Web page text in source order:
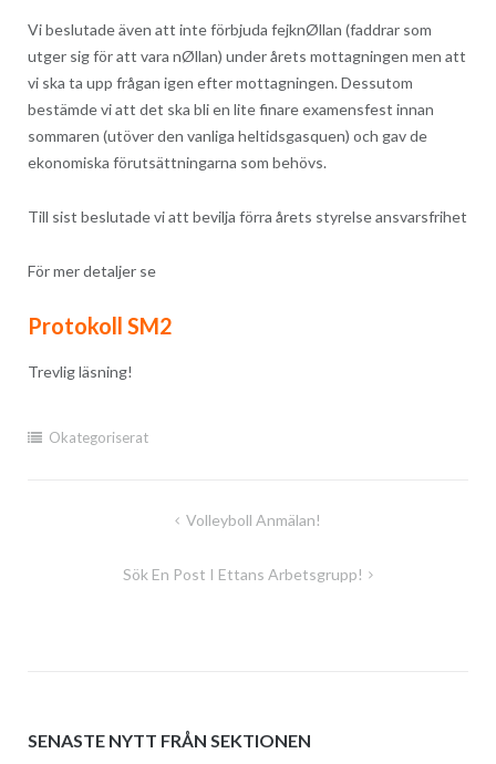
Vi beslutade även att inte förbjuda fejknØllan (faddrar som
utger sig för att vara nØllan) under årets mottagningen men att
vi ska ta upp frågan igen efter mottagningen. Dessutom
bestämde vi att det ska bli en lite finare examensfest innan
sommaren (utöver den vanliga heltidsgasquen) och gav de
ekonomiska förutsättningarna som behövs.
Till sist beslutade vi att bevilja förra årets styrelse ansvarsfrihet
För mer detaljer se
Protokoll SM2
Trevlig läsning!
Okategoriserat
InläggsnavigeringVolleyboll Anmälan!
Sök En Post I Ettans Arbetsgrupp!
SENASTE NYTT FRÅN SEKTIONEN